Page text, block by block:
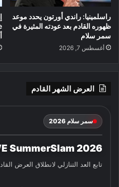
راسلمينيا: راندي أورتون يحدد موعد
ظهوره القادم بعد عودته المثيرة في
سمر سلام
أغسطس 7, 2026
العرض الشهر القادم
سمر سلام 2026
SummerSlam 2026
تابع العد التنازلي لانطلاق العرض